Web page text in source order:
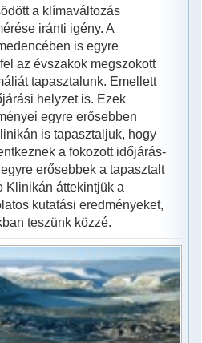
a klímaváltozás
iránti igény. A
is egyre
az évszakok megszokott
tapasztalunk. Emellett
helyzet is. Ezek
egyre erősebben
is tapasztaljuk, hogy
a fokozott időjárás-
erősebbek a tapasztalt
Klinikán áttekintjük a
kutatási eredményeket,
teszünk közzé.